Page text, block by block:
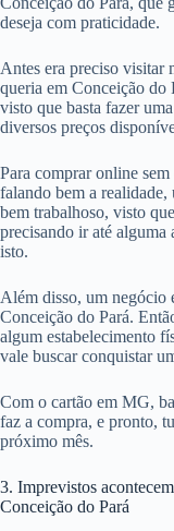
deseja com praticidade.
Antes era preciso visitar
queria em Conceição do
visto que basta fazer
diversos preços
Para comprar online
falando bem a
bem trabalhoso, visto
precisando ir até alguma
isto.
Além disso, um negócio
Conceição do Pará.
algum estabelecimento
vale buscar conquistar
Com o cartão em MG,
faz a compra, e pronto,
próximo mês.
3. Imprevistos
Conceição do Pará